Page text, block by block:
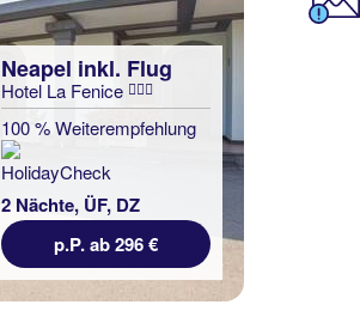
Neapel inkl. Flug
Hotel La Fenice
100 % Weiterempfehlung
2 Nächte, ÜF, DZ
p.P. ab 296 €